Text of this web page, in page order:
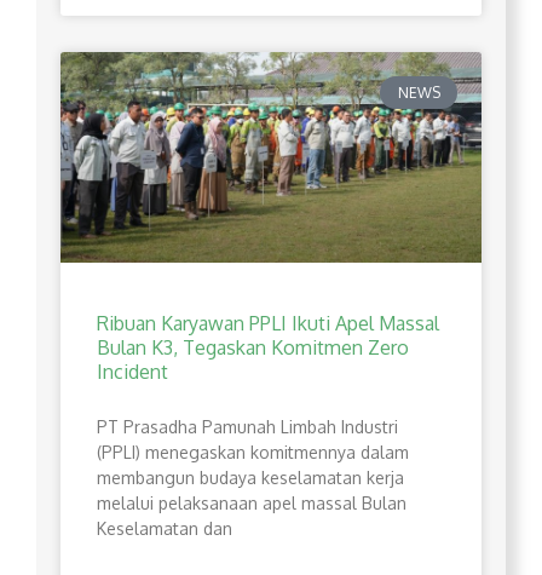
NEWS
Ribuan Karyawan PPLI Ikuti Apel Massal
Bulan K3, Tegaskan Komitmen Zero
Incident
PT Prasadha Pamunah Limbah Industri
(PPLI) menegaskan komitmennya dalam
membangun budaya keselamatan kerja
melalui pelaksanaan apel massal Bulan
Keselamatan dan